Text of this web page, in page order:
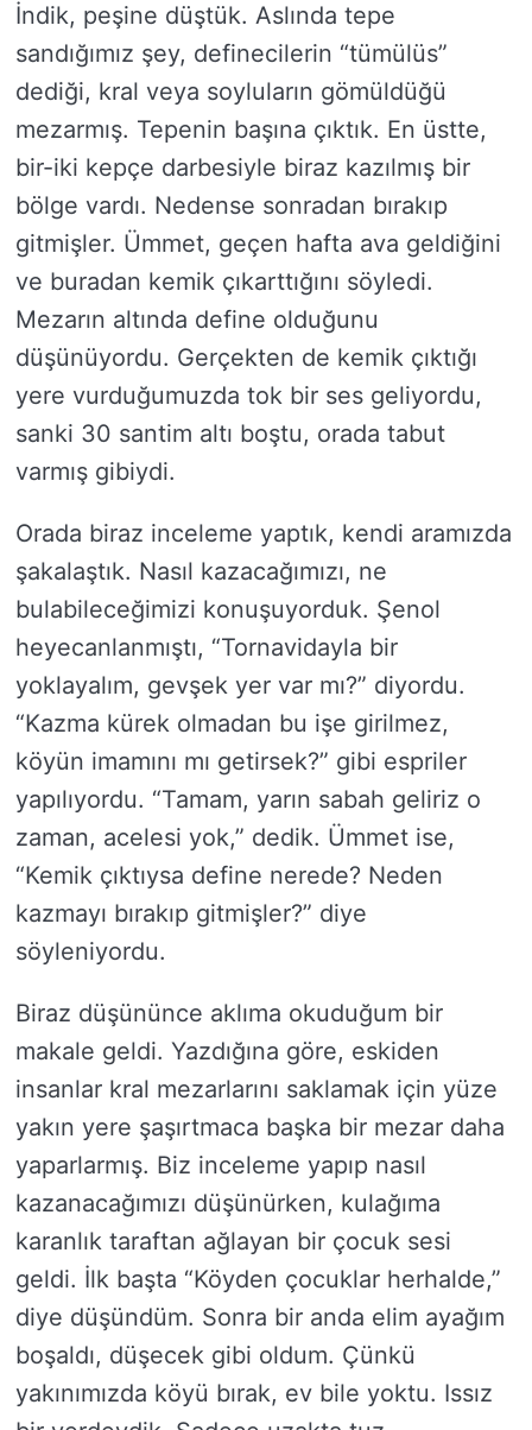
İndik, peşine düştük. Aslında tepe
sandığımız şey, definecilerin “tümülüs”
dediği, kral veya soyluların gömüldüğü
mezarmış. Tepenin başına çıktık. En üstte,
bir-iki kepçe darbesiyle biraz kazılmış bir
bölge vardı. Nedense sonradan bırakıp
gitmişler. Ümmet, geçen hafta ava geldiğini
ve buradan kemik çıkarttığını söyledi.
Mezarın altında define olduğunu
düşünüyordu. Gerçekten de kemik çıktığı
yere vurduğumuzda tok bir ses geliyordu,
sanki 30 santim altı boştu, orada tabut
varmış gibiydi.
Orada biraz inceleme yaptık, kendi aramızda
şakalaştık. Nasıl kazacağımızı, ne
bulabileceğimizi konuşuyorduk. Şenol
heyecanlanmıştı, “Tornavidayla bir
yoklayalım, gevşek yer var mı?” diyordu.
“Kazma kürek olmadan bu işe girilmez,
köyün imamını mı getirsek?” gibi espriler
yapılıyordu. “Tamam, yarın sabah geliriz o
zaman, acelesi yok,” dedik. Ümmet ise,
“Kemik çıktıysa define nerede? Neden
kazmayı bırakıp gitmişler?” diye
söyleniyordu.
Biraz düşününce aklıma okuduğum bir
makale geldi. Yazdığına göre, eskiden
insanlar kral mezarlarını saklamak için yüze
yakın yere şaşırtmaca başka bir mezar daha
yaparlarmış. Biz inceleme yapıp nasıl
kazanacağımızı düşünürken, kulağıma
karanlık taraftan ağlayan bir çocuk sesi
geldi. İlk başta “Köyden çocuklar herhalde,”
diye düşündüm. Sonra bir anda elim ayağım
boşaldı, düşecek gibi oldum. Çünkü
yakınımızda köyü bırak, ev bile yoktu. Issız